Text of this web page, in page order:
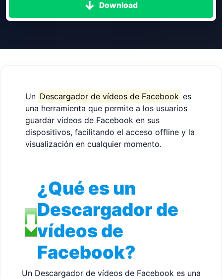
Download
Un Descargador de vídeos de Facebook es
una herramienta que permite a los usuarios
guardar videos de Facebook en sus
dispositivos, facilitando el acceso offline y la
visualización en cualquier momento.
¿Qué es un
Descargador de
vídeos de
Facebook?
Un Descargador de vídeos de Facebook es una